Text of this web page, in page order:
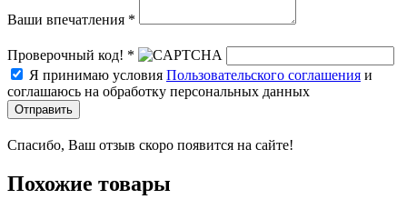
Ваши впечатления *
Проверочный код! *
Я принимаю условия Пользовательского соглашения и
соглашаюсь на обработку персональных данных
Отправить
Спасибо, Ваш отзыв скоро появится на сайте!
Похожие товары